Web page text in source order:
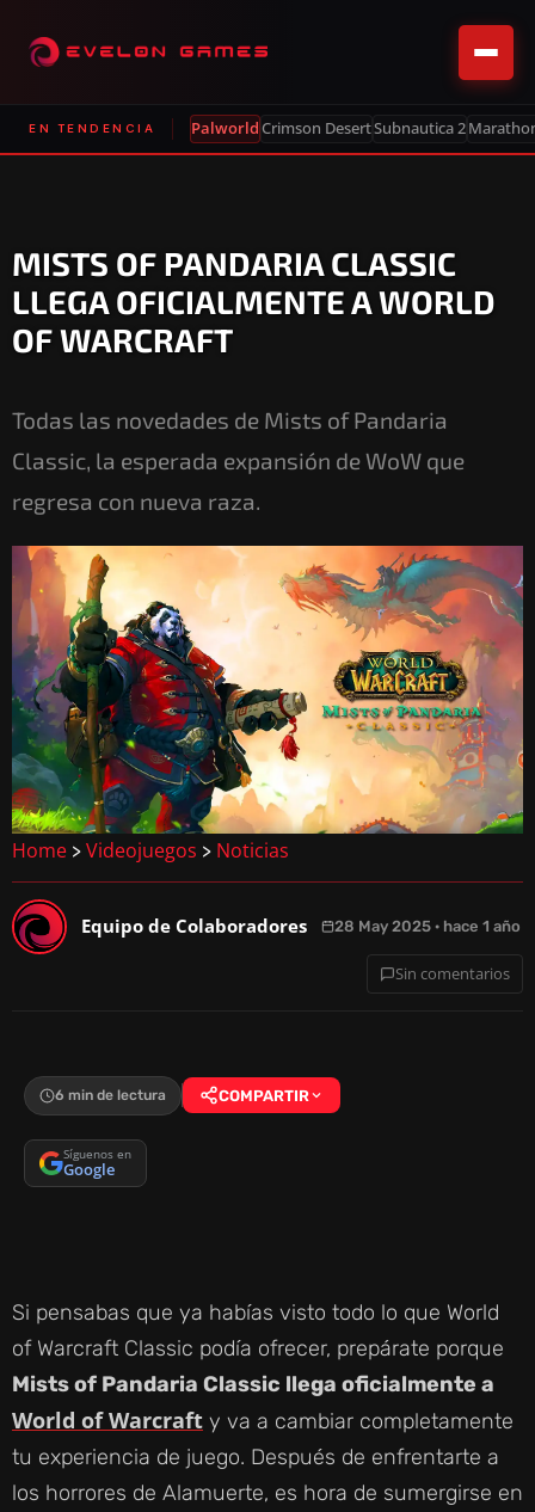
EN TENDENCIA PalworldCrimson DesertSubnautica 2
MISTS OF PANDARIA CLASSIC
LLEGA OFICIALMENTE A WORLD
OF WARCRAFT
Todas las novedades de Mists of Pandaria
Classic, la esperada expansión de WoW que
regresa con nueva raza.
Home > Videojuegos > Noticias
Equipo de Colaboradores 28 May 2025 · hace 1 año
Sin comentarios
6 min de lectura COMPARTIR
Síguenos en
Google
Si pensabas que ya habías visto todo lo que World
of Warcraft Classic podía ofrecer, prepárate porque
Mists of Pandaria Classic llega oficialmente a
World of Warcraft y va a cambiar completamente
tu experiencia de juego. Después de enfrentarte a
los horrores de Alamuerte, es hora de sumergirse en